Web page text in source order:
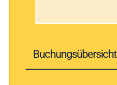
Buchungsübersicht